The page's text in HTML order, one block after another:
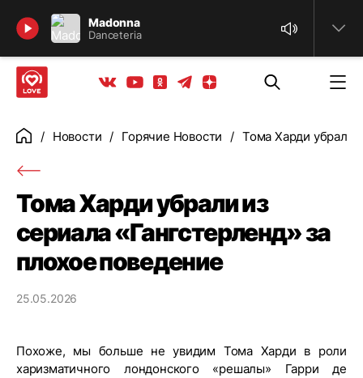
Madonna
Danceteria
Найти
Вконтакте
YoutubeОдноклассники
ТелеграмЯндекс дзен
ГлавнаяНовости Горячие Новости Тома Харди убрали
Тома Харди убрали из
сериала «Гангстерленд» за
плохое поведение
25.05.2026
Похоже, мы больше не увидим Тома Харди в роли
харизматичного лондонского «решалы» Гарри де